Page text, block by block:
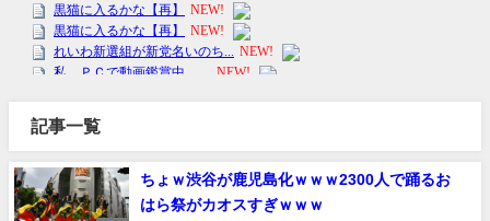
記事一覧
ちょｗ渋谷が鹿児島化ｗｗｗ2300人で踊るお
はら祭がカオスすぎｗｗｗ